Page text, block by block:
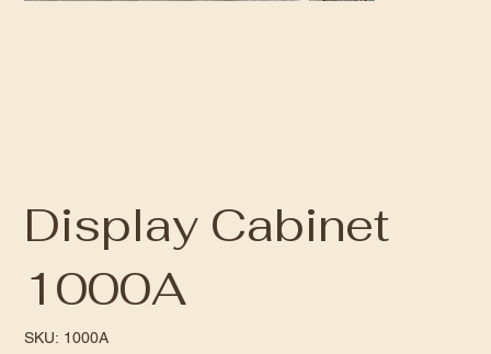
Display Cabinet
1000A
SKU: SKU
1000A
1000A